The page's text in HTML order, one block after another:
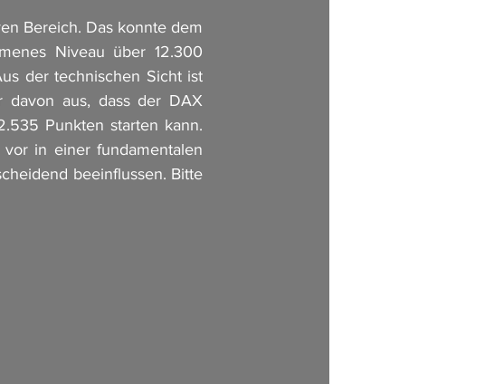
Bereich. Das konnte dem
Niveau über 12.300
der technischen Sicht ist
davon aus, dass der DAX
Punkten starten kann.
in einer fundamentalen
beeinflussen. Bitte